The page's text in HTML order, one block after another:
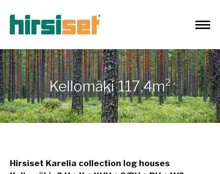
Kellomäki 117,4m²
Hirsiset Karelia collection log houses